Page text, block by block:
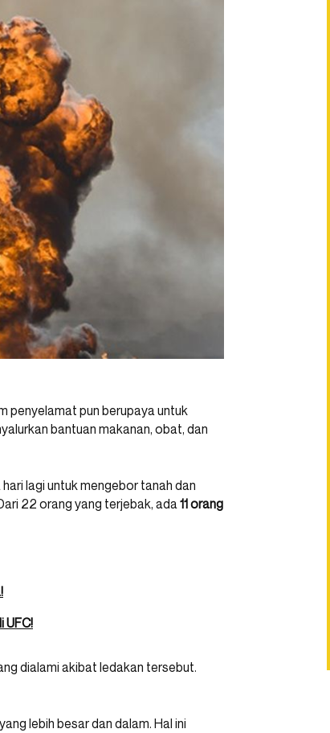
penyelamat pun berupaya untuk
bantuan makanan, obat, dan
lagi untuk mengebor tanah dan
22 orang yang terjebak, ada11 orang
UFC!
dialami akibat ledakan tersebut.
lebih besar dan dalam. Hal ini